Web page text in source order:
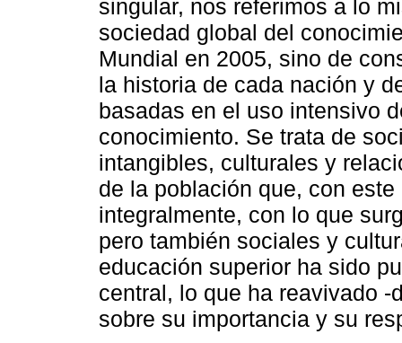
singular, nos referimos a lo
sociedad global del
Mundial en 2005, sino de
la historia de cada nación y
basadas en el uso intensivo
conocimiento. Se trata de
intangibles, culturales y
de la población que, con
integralmente, con lo que
pero también sociales y
educación superior ha sido
central, lo que ha reavivado
sobre su importancia y su